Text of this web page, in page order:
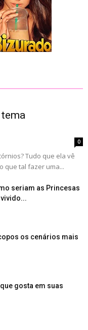
0
Tudo que ela vê
que tal fazer uma...
seriam as Princesas
os cenários mais
gosta em suas